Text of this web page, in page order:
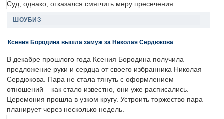
Суд, однако, отказался смягчить меру пресечения.
ШОУБИЗ
Ксения Бородина вышла замуж за Николая Сердюкова
В декабре прошлого года Ксения Бородина получила
предложение руки и сердца от своего избранника Николая
Сердюкова. Пара не стала тянуть с оформлением
отношений – как стало известно, они уже расписались.
Церемония прошла в узком кругу. Устроить торжество пара
планирует через несколько недель.